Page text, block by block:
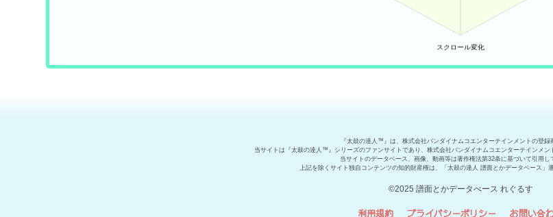
『太鼓の達人™』は、株式会社バンダイナムコエンターテインメントの登録
当サイトは『太鼓の達人™』シリーズのファンサイトであり、株式会社バンダイナムコエンターテインメン
当サイトのデータベース、画像、動画等は著作権法第32条に基づいて引用し
上記を除くサイト独自コンテンツの知的財産権は、「太鼓の達人 譜面とかデータベース」
©2025 譜面とかデータべース れぐるす
利用規約 プライバシーポリシー お問い合